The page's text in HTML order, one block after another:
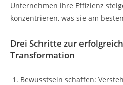
Unternehmen ihre Effizienz
konzentrieren, was sie am
Drei Schritte zur
Transformation
Bewusstsein schaffen: